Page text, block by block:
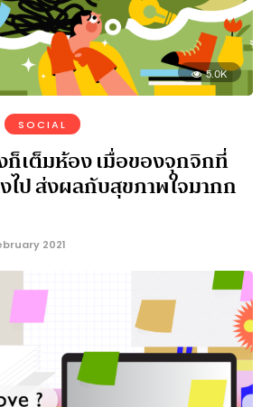
5.0K
SOCIAL
ก็เต็มห้อง เมื่อของจุกจิกที่
ไป ส่งผลกับสุขภาพใจมากก
2021